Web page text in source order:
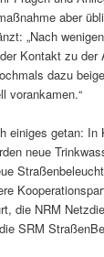
aber
„Nach
Kontakt zu der
dazu
vorankamen.“
einiges getan: In
neue
die NRM
SRM